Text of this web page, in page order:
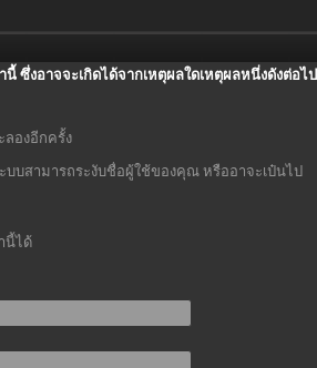
งอาจจะเกิดได้จากเหตุผลใดเหตุผลหนึ่งดังต่อไป
ลองอีกครั้ง
บสามารถระงับชื่อผู้ใช้ของคุณ หรืออาจะเป๋นไป
นี้ได้